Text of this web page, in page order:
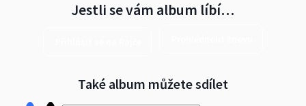
Jestli se vám album líbí…
Také album můžete sdílet